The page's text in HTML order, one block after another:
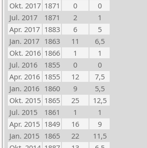
Okt. 2017 1871 0
0
Jul. 2017
1871 2
1
Apr. 2017 1883 6
5
Jan. 2017 1863 11
6,5
Okt. 2016 1866 1
1
Jul. 2016
1855 0
0
Apr. 2016 1855 12
7,5
Jan. 2016 1860 9
5,5
Okt. 2015 1865 25
12,5
Jul. 2015
1861 1
1
Apr. 2015 1849 16
9
Jan. 2015 1865 22
11,5